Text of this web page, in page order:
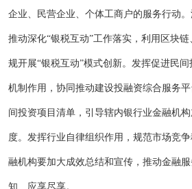
企业、民营企业、个体工商户的服务行动。
推动深化“银税互动”工作落实，利用区块
规开展“银税互动”模式创新。发挥促进民
机制作用，协同推动建设投融资综合服务
间投资项目清单，引导辖内银行业金融机
度。发挥行业自律组织作用，规范市场竞
融机构要加大成效总结和宣传，推动金融
知、应享尽享。